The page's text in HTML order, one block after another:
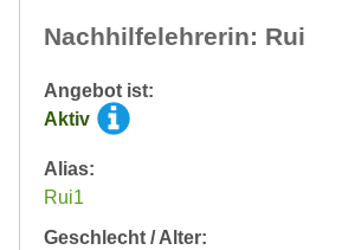
Nachhilfelehrerin: Rui
Angebot ist:
Aktiv
Alias:
Rui1
Geschlecht / Alter: